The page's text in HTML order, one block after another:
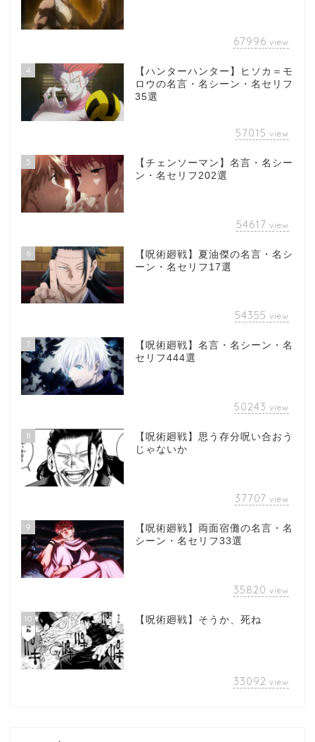
67996 view
4
【ハンターハンター】ヒソカ＝モ
ロウの名言・名シーン・名セリフ
35選
57015 view
5
【チェンソーマン】名言・名シー
ン・名セリフ202選
54617 view
6
【呪術廻戦】夏油傑の名言・名シ
ーン・名セリフ17選
54355 view
7
【呪術廻戦】名言・名シーン・名
セリフ444選
50243 view
8
【呪術廻戦】思う存分呪い合おう
じゃないか
37707 view
9
【呪術廻戦】両面宿儺の名言・名
シーン・名セリフ33選
35820 view
10 【呪術廻戦】そうか、死ね
33092 view